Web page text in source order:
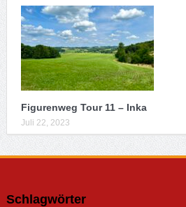
Figurenweg Tour 11 – Inka
Juli 22, 2023
Schlagwörter